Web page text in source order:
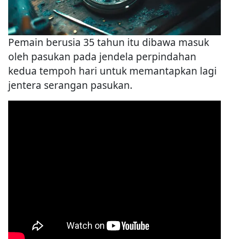
Pemain berusia 35 tahun itu dibawa masuk
oleh pasukan pada jendela perpindahan
kedua tempoh hari untuk memantapkan lagi
jentera serangan pasukan.